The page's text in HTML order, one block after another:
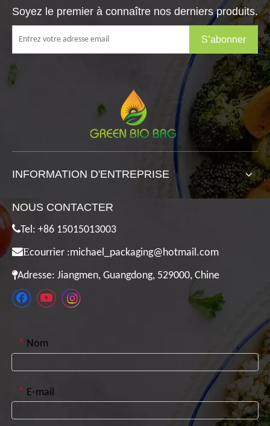
Soyez le premier à connaître nos derniers produits.
S’abonner
INFORMATION D'ENTREPRISE
NOUS CONTACTER
Tel: +86 15015013003
Ecourrier :michael_packaging@hotmail.com
Adresse: Jiangmen, Guangdong, 529000, Chine
* Nom
* E-mail